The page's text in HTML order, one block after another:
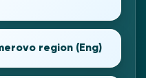
region (Eng)